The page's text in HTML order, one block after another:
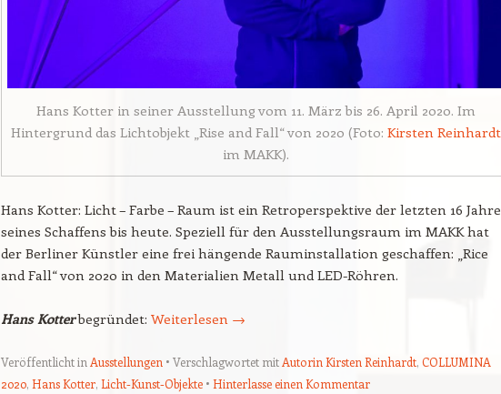
Hans Kotter in seiner Ausstellung vom 11. März bis 26. April 2020. Im
Hintergrund das Lichtobjekt „Rise and Fall“ von 2020 (Foto: Kirsten Reinhardt
im MAKK).
Hans Kotter: Licht – Farbe – Raum ist ein Retroperspektive der letzten 16 Jahre
seines Schaffens bis heute. Speziell für den Ausstellungsraum im MAKK hat
der Berliner Künstler eine frei hängende Rauminstallation geschaffen: „Rice
and Fall“ von 2020 in den Materialien Metall und LED-Röhren.
Hans Kotter begründet: Weiterlesen →
Veröffentlicht in Ausstellungen Verschlagwortet mit Autorin Kirsten Reinhardt, COLLUMINA
2020, Hans Kotter, Licht-Kunst-Objekte Hinterlasse einen Kommentar